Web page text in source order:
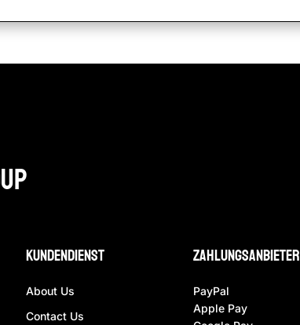
Kundendienst
About Us
Contact Us
ZAhlungsanbieter
PayPal
Apple Pay